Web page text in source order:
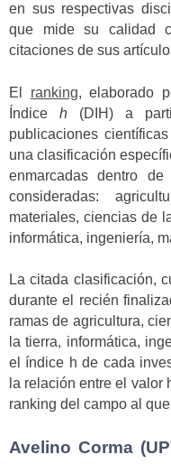
en sus respectivas
que mide su calidad
citaciones de sus
El ranking, elaborado
Índice h (DIH) a
publicaciones
una clasificación
enmarcadas dentro
consideradas:
materiales, ciencias de
informática, ingeniería,
La citada clasificación,
durante el recién
ramas de agricultura,
la tierra, informática,
el índice h de cada
la relación entre el valor
ranking del campo al
Avelino Corma